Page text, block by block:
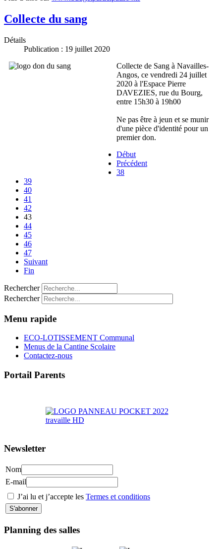
Collecte du sang
Détails
Publication : 19 juillet 2020
Collecte de Sang à Navailles-
Angos, ce vendredi 24 juillet
2020 à l'Espace Pierre
DAVEZIES, rue du Bourg,
entre 15h30 à 19h00
Ne pas être à jeun et se munir
d'une pièce d'identité pour un
premier don.
Début
Précédent
38
39
40
41
42
43
44
45
46
47
Suivant
Fin
Rechercher
Rechercher
Menu rapide
ECO-LOTISSEMENT Communal
Menus de la Cantine Scolaire
Contactez-nous
Portail Parents
Newsletter
Nom
E-mail
J’ai lu et j’accepte les Termes et conditions
Planning des salles